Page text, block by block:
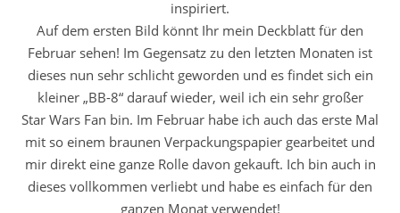
inspiriert.
Auf dem ersten Bild könnt Ihr mein Deckblatt für den
Februar sehen! Im Gegensatz zu den letzten Monaten ist
dieses nun sehr schlicht geworden und es findet sich ein
kleiner „BB-8“ darauf wieder, weil ich ein sehr großer
Star Wars Fan bin. Im Februar habe ich auch das erste Mal
mit so einem braunen Verpackungspapier gearbeitet und
mir direkt eine ganze Rolle davon gekauft. Ich bin auch in
dieses vollkommen verliebt und habe es einfach für den
ganzen Monat verwendet!